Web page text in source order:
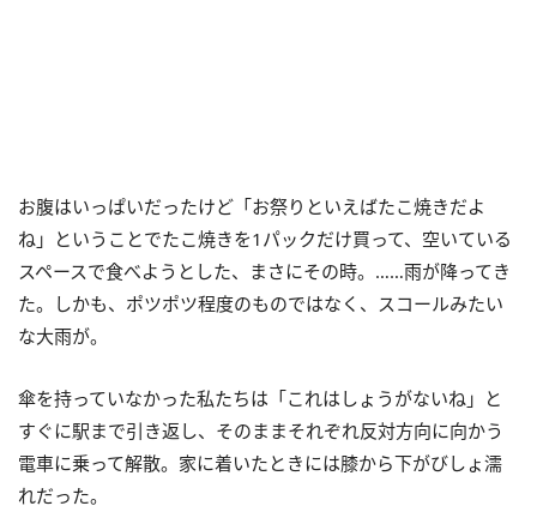
お腹はいっぱいだったけど「お祭りといえばたこ焼きだよ
ね」ということでたこ焼きを1パックだけ買って、空いている
スペースで食べようとした、まさにその時。……雨が降ってき
た。しかも、ポツポツ程度のものではなく、スコールみたい
な大雨が。
傘を持っていなかった私たちは「これはしょうがないね」と
すぐに駅まで引き返し、そのままそれぞれ反対方向に向かう
電車に乗って解散。家に着いたときには膝から下がびしょ濡
れだった。